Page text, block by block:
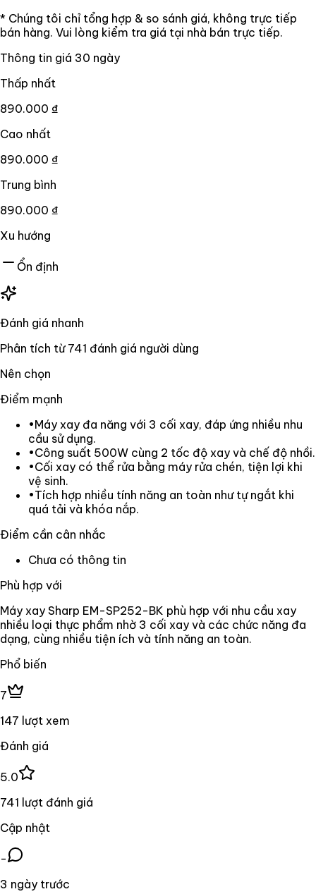
* Chúng tôi chỉ tổng hợp & so sánh giá, không trực tiếp
bán hàng. Vui lòng kiểm tra giá tại nhà bán trực tiếp.
Thông tin giá 30 ngày
Thấp nhất
890.000 ₫
Cao nhất
890.000 ₫
Trung bình
890.000 ₫
Xu hướng
Ổn định
Đánh giá nhanh
Phân tích từ 741 đánh giá người dùng
Nên chọn
Điểm mạnh
•Máy xay đa năng với 3 cối xay, đáp ứng nhiều nhu
cầu sử dụng.
•Công suất 500W cùng 2 tốc độ xay và chế độ nhồi.
•Cối xay có thể rửa bằng máy rửa chén, tiện lợi khi
vệ sinh.
•Tích hợp nhiều tính năng an toàn như tự ngắt khi
quá tải và khóa nắp.
Điểm cần cân nhắc
Chưa có thông tin
Phù hợp với
Máy xay Sharp EM-SP252-BK phù hợp với nhu cầu xay
nhiều loại thực phẩm nhờ 3 cối xay và các chức năng đa
dạng, cùng nhiều tiện ích và tính năng an toàn.
Phổ biến
7
147 lượt xem
Đánh giá
5.0
741 lượt đánh giá
Cập nhật
-
3 ngày trước